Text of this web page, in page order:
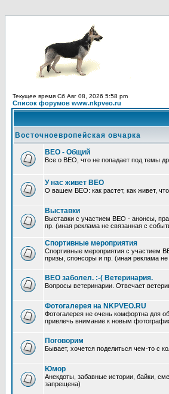
Текущее время Сб Авг 08, 2026 5:58 pm
Список форумов www.nkpveo.ru
Восточноевропейская овчарка
ВЕО - Общий
Все о ВЕО, что не попадает под темы
У нас живет ВЕО
О вашем ВЕО: как растет, как живет,
Выставки
Выставки с участием ВЕО - анонсы,
пр. (иная реклама не связанная с
Спортивные мероприятия
Спортивные мероприятия с участием
призы, спонсоры и пр. (иная реклама
ВЕО заболел. :-( Ветеринария.
Вопросы ветеринарии. Отвечает
Фотогалерея на NKPVEO.RU
Фотогалерея не очень комфортна для
привлечь внимание к новым
Поговорим
Бывает, хочется поделиться чем-то с
Юмор
Анекдоты, забавные истории, байки,
запрещена)